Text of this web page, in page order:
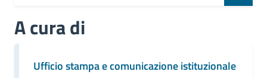
A cura di
Ufficio stampa e comunicazione istituzionale